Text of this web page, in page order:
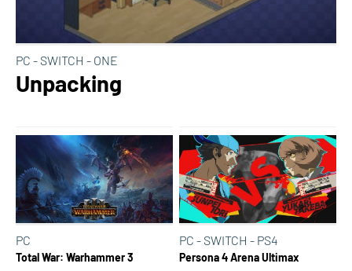
PC - SWITCH - ONE
Unpacking
PC
Total War: Warhammer 3
PC - SWITCH - PS4
Persona 4 Arena Ultimax